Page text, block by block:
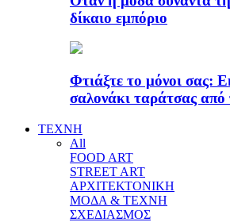
δίκαιο εμπόριο
Φτιάξτε το μόνοι σας:
σαλονάκι ταράτσας από
ΤΕΧΝΗ
All
FOOD ART
STREET ART
ΑΡΧΙΤΕΚΤΟΝΙΚΗ
ΜΟΔΑ & ΤΕΧΝΗ
ΣΧΕΔΙΑΣΜΟΣ